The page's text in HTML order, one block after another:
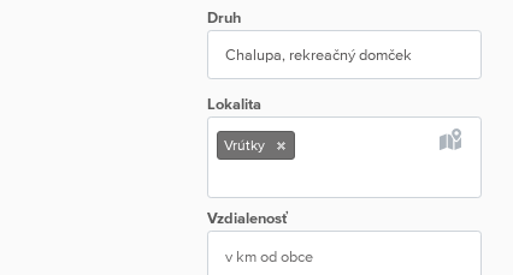
Druh
Chalupa, rekreačný domček
Lokalita
Vrútky
Vzdialenosť